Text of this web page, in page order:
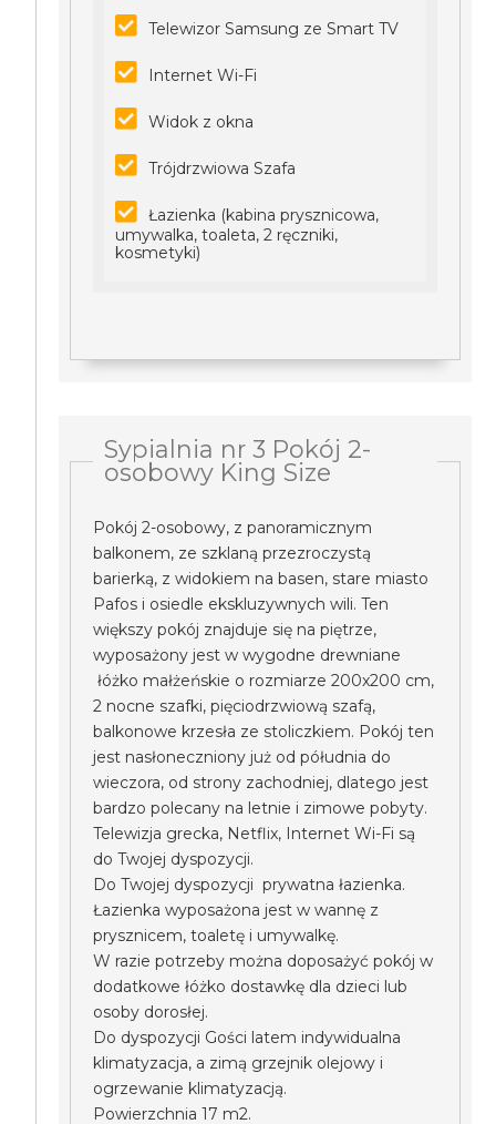
Telewizor Samsung ze Smart TV
Internet Wi-Fi
Widok z okna
Trójdrzwiowa Szafa
Łazienka (kabina prysznicowa,
umywalka, toaleta, 2 ręczniki,
kosmetyki)
Sypialnia nr 3 Pokój 2-
osobowy King Size
Pokój 2-osobowy, z panoramicznym
balkonem, ze szklaną przezroczystą
barierką, z widokiem na basen, stare miasto
Pafos i osiedle ekskluzywnych wili. Ten
większy pokój znajduje się na piętrze,
wyposażony jest w wygodne drewniane
łóżko małżeńskie o rozmiarze 200x200 cm,
2 nocne szafki, pięciodrzwiową szafą,
balkonowe krzesła ze stoliczkiem. Pokój ten
jest nasłoneczniony już od półudnia do
wieczora, od strony zachodniej, dlatego jest
bardzo polecany na letnie i zimowe pobyty.
Telewizja grecka, Netflix, Internet Wi-Fi są
do Twojej dyspozycji.
Do Twojej dyspozycji prywatna łazienka.
Łazienka wyposażona jest w wannę z
prysznicem, toaletę i umywalkę.
W razie potrzeby można doposażyć pokój w
dodatkowe łóżko dostawkę dla dzieci lub
osoby dorosłej.
Do dyspozycji Gości latem indywidualna
klimatyzacja, a zimą grzejnik olejowy i
ogrzewanie klimatyzacją.
Powierzchnia 17 m2.